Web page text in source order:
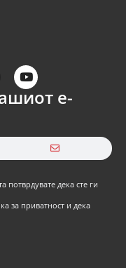
е-
потврдувате дека сте ги
за приватност и дека